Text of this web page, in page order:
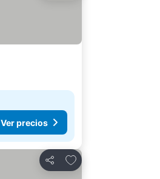
Ver precios
Compartir
Añadir a favoritos